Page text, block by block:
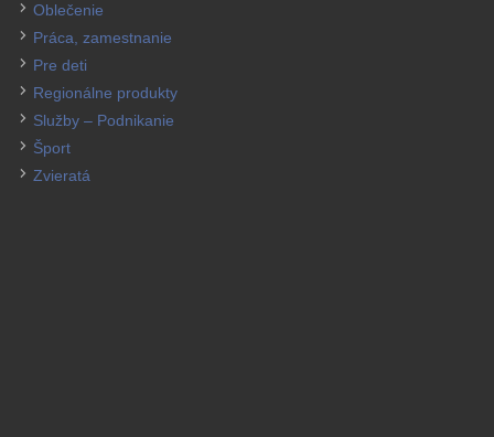
Oblečenie
Práca, zamestnanie
Pre deti
Regionálne produkty
Služby – Podnikanie
Šport
Zvieratá